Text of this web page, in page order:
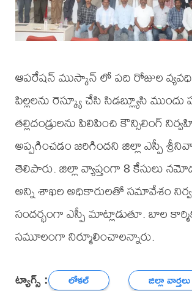
ఆపరేషన్ ముస్కాన్ లో పది రోజుల
పిల్లలను రెస్క్యూ చేసి సిడబ్ల్యూసి
తల్లిదండ్రులను పిలిపించి కౌన్సిలింగ్
అప్పగించడం జరిగిందని జిల్లా ఎస్పీ
తెలిపారు. జిల్లా వ్యాప్తంగా 8 కేసులు
అన్ని శాఖల అధికారులతో సమావేశం
సందర్భంగా ఎస్పీ మాట్లాడుతూ. బాల కార్మిక
సమూలంగా నిర్మూలించాలన్నారు.
ట్యాగ్స్ : లోకల్ జిల్లా వార్తలు